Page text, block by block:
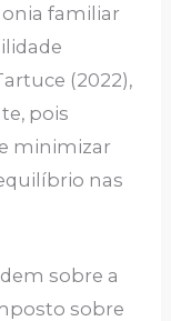
familiar
(2022),
pois
minimizar
nas
sobre a
sobre